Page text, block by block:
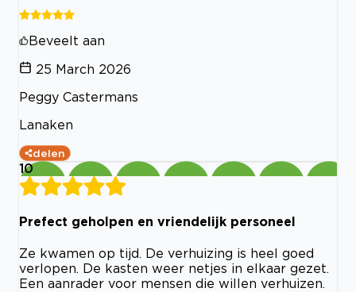
Beveelt aan
25 March 2026
Peggy Castermans
Lanaken
delen
10
Prefect geholpen en vriendelijk personeel
Ze kwamen op tijd. De verhuizing is heel goed
verlopen. De kasten weer netjes in elkaar gezet.
Een aanrader voor mensen die willen verhuizen.